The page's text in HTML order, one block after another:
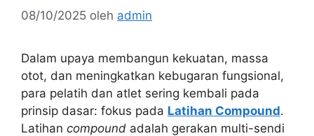
08/10/2025 oleh admin
Dalam upaya membangun kekuatan, massa
otot, dan meningkatkan kebugaran fungsional,
para pelatih dan atlet sering kembali pada
prinsip dasar: fokus pada Latihan Compound.
Latihan compound adalah gerakan multi-sendi